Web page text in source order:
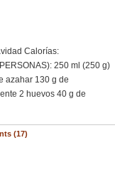
Calorías:
250 ml (250 g)
azahar 130 g de
2 huevos 40 g de
(17)